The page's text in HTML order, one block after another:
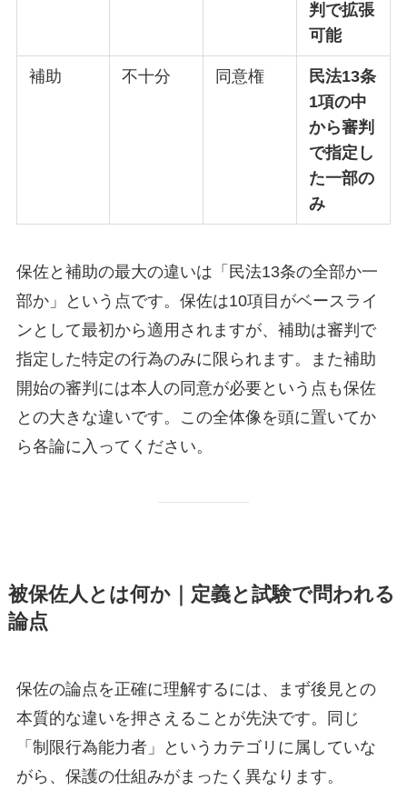
判で拡張
可能
補助 不十分 同意権
民法13条
1項の中
から審判
で指定し
た一部の
み
保佐と補助の最大の違いは「民法13条の全部か一
部か」という点です。保佐は10項目がベースライ
ンとして最初から適用されますが、補助は審判で
指定した特定の行為のみに限られます。また補助
開始の審判には本人の同意が必要という点も保佐
との大きな違いです。この全体像を頭に置いてか
ら各論に入ってください。
被保佐人とは何か｜定義と試験で問われる
論点
保佐の論点を正確に理解するには、まず後見との
本質的な違いを押さえることが先決です。同じ
「制限行為能力者」というカテゴリに属していな
がら、保護の仕組みがまったく異なります。